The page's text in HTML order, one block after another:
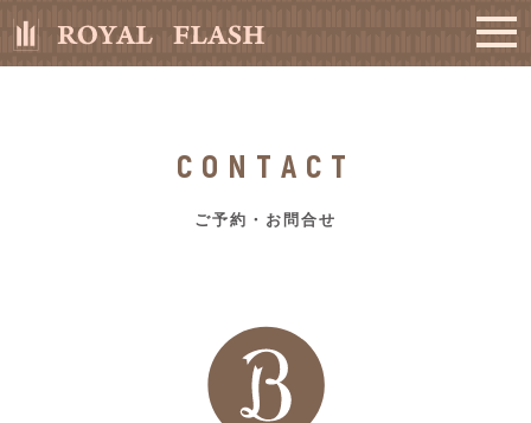
CONTACT
ご予約・お問合せ